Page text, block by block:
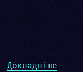
Докладніше